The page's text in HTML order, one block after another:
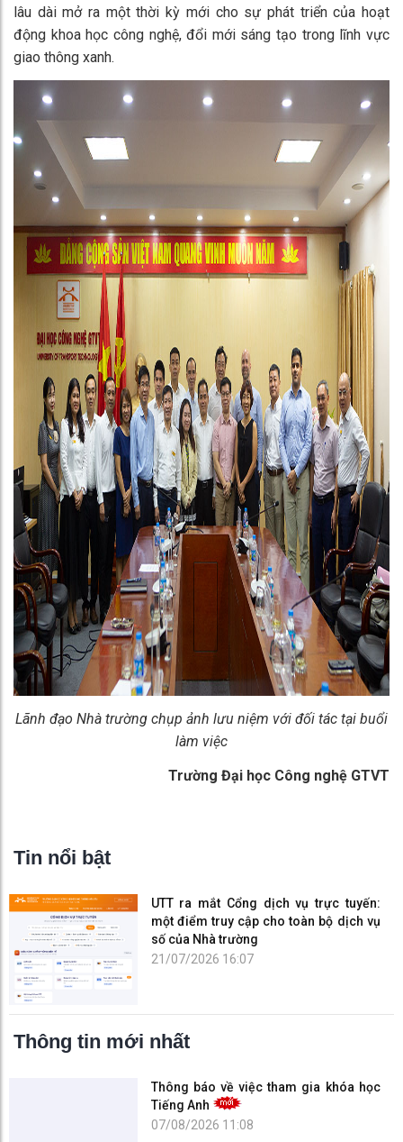
lâu dài mở ra một thời kỳ mới cho sự phát triển của hoạt
động khoa học công nghệ, đổi mới sáng tạo trong lĩnh vực
giao thông xanh.
Lãnh đạo Nhà trường chụp ảnh lưu niệm với đối tác tại buổi
làm việc
Trường Đại học Công nghệ GTVT
Tin nổi bật
UTT ra mắt Cổng dịch vụ trực tuyến:
một điểm truy cập cho toàn bộ dịch vụ
số của Nhà trường
21/07/2026 16:07
Thông tin mới nhất
Thông báo về việc tham gia khóa học
Tiếng Anh
07/08/2026 11:08